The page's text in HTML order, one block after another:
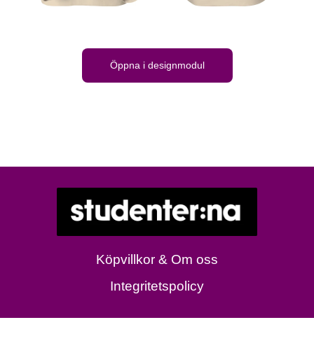
Öppna i designmodul
Köpvillkor & Om oss
Integritetspolicy